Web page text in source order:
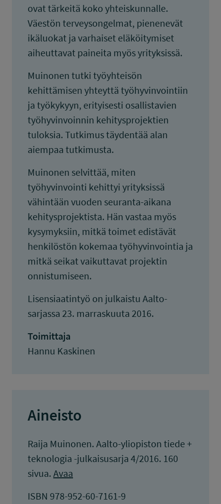
ovat tärkeitä koko yhteiskunnalle.
Väestön terveysongelmat, pienenevät
ikäluokat ja varhaiset eläköitymiset
aiheuttavat paineita myös yrityksissä.
Muinonen tutki työyhteisön
kehittämisen yhteyttä työhyvinvointiin
ja työkykyyn, erityisesti osallistavien
työhyvinvoinnin kehitysprojektien
tuloksia. Tutkimus täydentää alan
aiempaa tutkimusta.
Muinonen selvittää, miten
työhyvinvointi kehittyi yrityksissä
vähintään vuoden seuranta-aikana
kehitysprojektista. Hän vastaa myös
kysymyksiin, mitkä toimet edistävät
henkilöstön kokemaa työhyvinvointia ja
mitkä seikat vaikuttavat projektin
onnistumiseen.
Lisensiaatintyö on julkaistu Aalto-
sarjassa 23. marraskuuta 2016.
Toimittaja
Hannu Kaskinen
Aineisto
Raija Muinonen. Aalto-yliopiston tiede +
teknologia -julkaisusarja 4/2016. 160
sivua. Avaa
ISBN 978-952-60-7161-9